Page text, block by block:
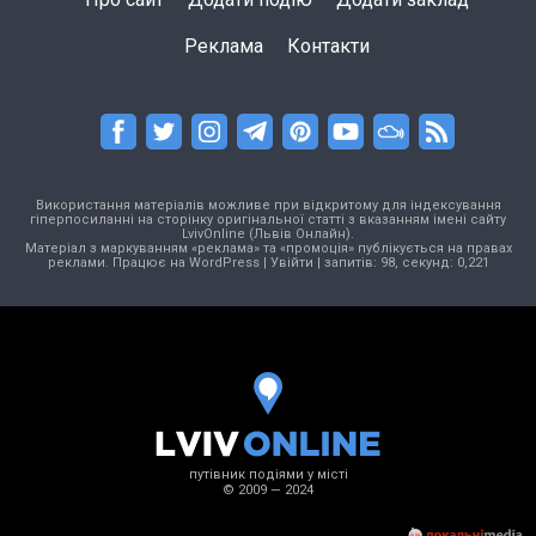
Реклама Контакти
Використання матеріалів можливе при відкритому для індексування
гіперпосиланні на сторінку оригінальної статті з вказанням імені сайту
LvivOnline (Львів Онлайн).
Матеріал з маркуванням «реклама» та «промоція» публікується на правах
реклами. Працює на WordPress| Увійти | запитів: 98, секунд: 0,221
путівник подіями у місті
© 2009 — 2024